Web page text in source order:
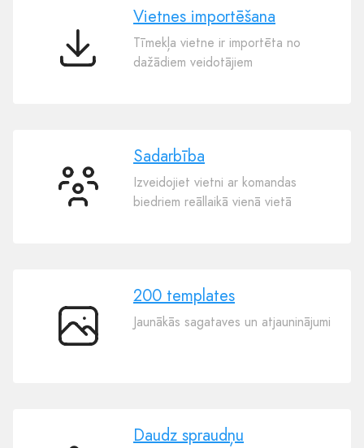
Vietnes
Vietnes importēšana
Tīmekļa vietne ir importēta no
dažādiem veidotājiem
Sadarbība
Sadarbība
Izveidojiet vietni ar komandas
biedriem reāllaikā vienā vietā
200
200 templates
Jaunākās sagataves un atjauninājumi
Daudz spraudņu